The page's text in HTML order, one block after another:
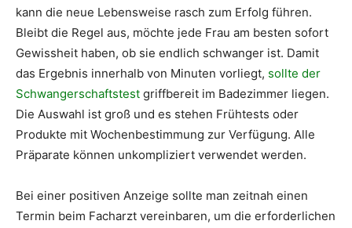
kann die neue Lebensweise rasch zum Erfolg führen.
Bleibt die Regel aus, möchte jede Frau am besten sofort
Gewissheit haben, ob sie endlich schwanger ist. Damit
das Ergebnis innerhalb von Minuten vorliegt, sollte der
Schwangerschaftstest griffbereit im Badezimmer liegen.
Die Auswahl ist groß und es stehen Frühtests oder
Produkte mit Wochenbestimmung zur Verfügung. Alle
Präparate können unkompliziert verwendet werden.
Bei einer positiven Anzeige sollte man zeitnah einen
Termin beim Facharzt vereinbaren, um die erforderlichen